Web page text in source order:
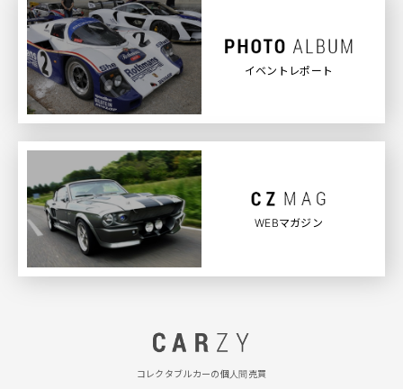
イベントレポート
WEBマガジン
コレクタブルカーの個人間売買